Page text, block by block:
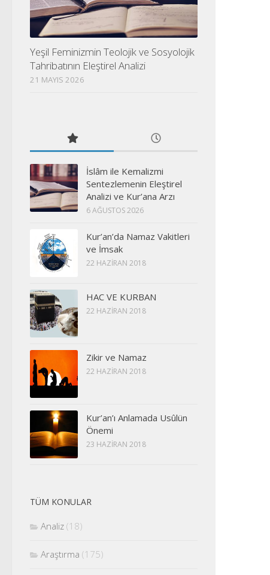
Yeşil Feminizmin Teolojik ve Sosyolojik
Tahribatının Eleştirel Analizi
21 MAYIS 2026
İslâm ile Kemalizmi
Sentezlemenin Eleştirel
Analizi ve Kur’ana Arzı
6 AĞUSTOS 2026
Kur’an’da Namaz Vakitleri
ve İmsak
22 HAZIRAN 2018
HAC VE KURBAN
22 HAZIRAN 2018
Zikir ve Namaz
22 HAZIRAN 2018
Kur’an’ı Anlamada Usûlün
Önemi
23 HAZIRAN 2018
TÜM KONULAR
Analiz (18)
Araştırma (175)